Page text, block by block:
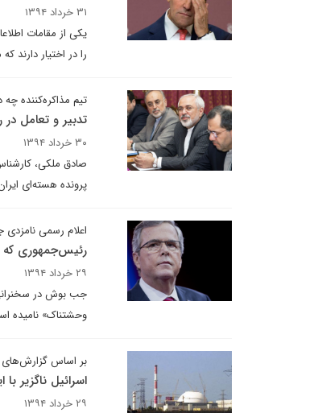
۳۱ خرداد ۱۳۹۴
یکی از مقامات
را در اختیار
تیم مذاکره‌کننده
تدبیر و تعامل
۳۰ خرداد ۱۳۹۴
صادق ملکی،
پرونده هسته‌ای
اعلام رسمی نامزدی
رئیس‌جمهوری که
۲۹ خرداد ۱۳۹۴
جب بوش در
وحشتناک» نامیده
بر اساس گزارش‌های
اسرائیل ناگزیر
۲۹ خرداد ۱۳۹۴